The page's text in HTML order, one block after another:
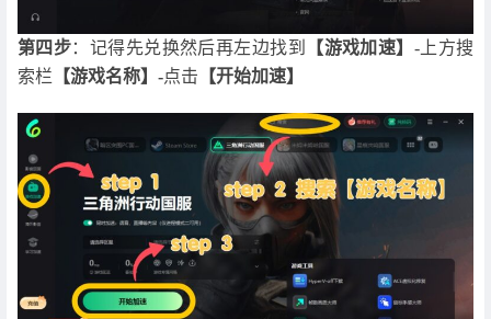
第四步：记得先兑换然后再左边找到 【游戏加速】 -上方搜
索栏 【游戏名称】-点击 【开始加速】